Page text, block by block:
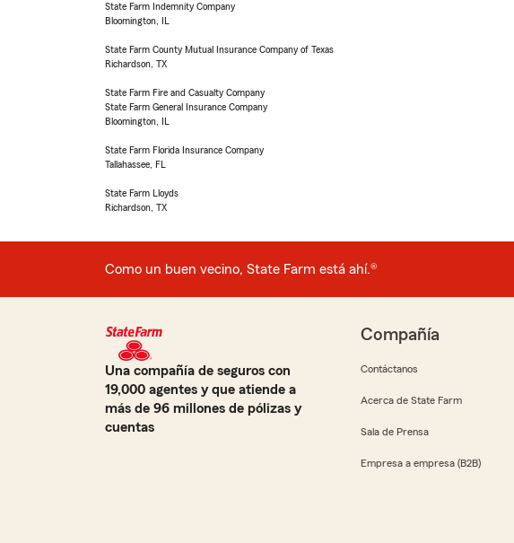
State Farm Indemnity Company
Bloomington, IL
State Farm County Mutual Insurance Company of Texas
Richardson, TX
State Farm Fire and Casualty Company
State Farm General Insurance Company
Bloomington, IL
State Farm Florida Insurance Company
Tallahassee, FL
State Farm Lloyds
Richardson, TX
Como un buen vecino, State Farm está ahí.®
Una compañía de seguros con
19,000 agentes y que atiende a
más de 96 millones de pólizas y
cuentas
Compañía
Contáctanos
Acerca de State Farm
Sala de Prensa
Empresa a empresa (B2B)